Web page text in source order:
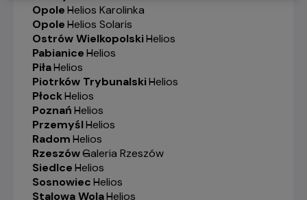
Opole-
Helios Karolinka
Opole-
Helios Solaris
Ostrów Wielkopolski-
Helios
Pabianice-
Helios
Piła-
Helios
Piotrków Trybunalski-
Helios
Płock-
Helios
Poznań-
Helios
Przemyśl-
Helios
Radom-
Helios
Rzeszów-
Galeria Rzeszów
Siedlce-
Helios
Sosnowiec-
Helios
Stalowa Wola-
Helios